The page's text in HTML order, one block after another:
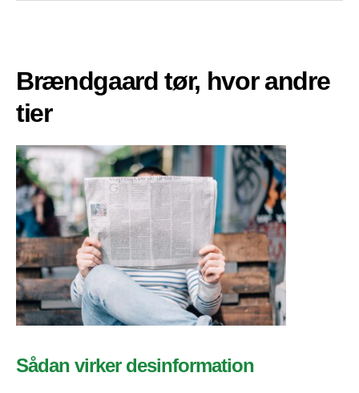
Brændgaard tør, hvor andre
tier
Sådan virker desinformation